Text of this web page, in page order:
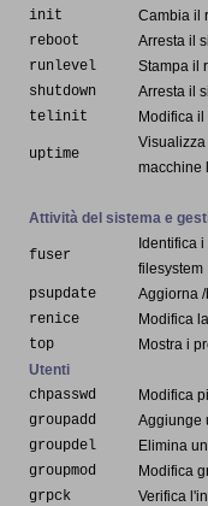
init
Cambia il
reboot
Arresta il
runlevel
Stampa il
shutdown
Arresta il
telinit
Modifica
uptime
macchine
Attività del sistema e
fuser
Identifica
filesystem
psupdate
Aggiorna
renice
Modifica
top
Mostra i
Utenti
chpasswd
Modifica
groupadd
Aggiunge
groupdel
Elimina
groupmod
Modifica
grpck
Verifica